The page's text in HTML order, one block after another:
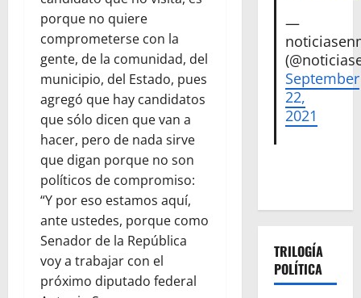
porque no quiere
comprometerse con la
gente, de la comunidad, del
municipio, del Estado, pues
agregó que hay candidatos
que sólo dicen que van a
hacer, pero de nada sirve
que digan porque no son
políticos de compromiso:
“Y por eso estamos aquí,
ante ustedes, porque como
Senador de la República
voy a trabajar con el
próximo diputado federal
—
September
22,
2021
TRILOGÍA
POLÍTICA